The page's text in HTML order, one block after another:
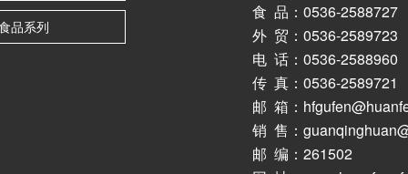
品系列
食 品：0536-2588727
外 贸：0536-2589723
电 话：0536-2588960
传 真：0536-2589721
邮 箱：
销 售：
邮 编：261502